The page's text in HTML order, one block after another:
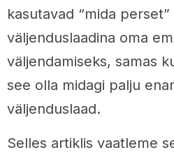
kasutavad “mida
väljenduslaadina oma
väljendamiseks, samas
see olla midagi palju
väljenduslaad.
Selles artiklis vaatleme